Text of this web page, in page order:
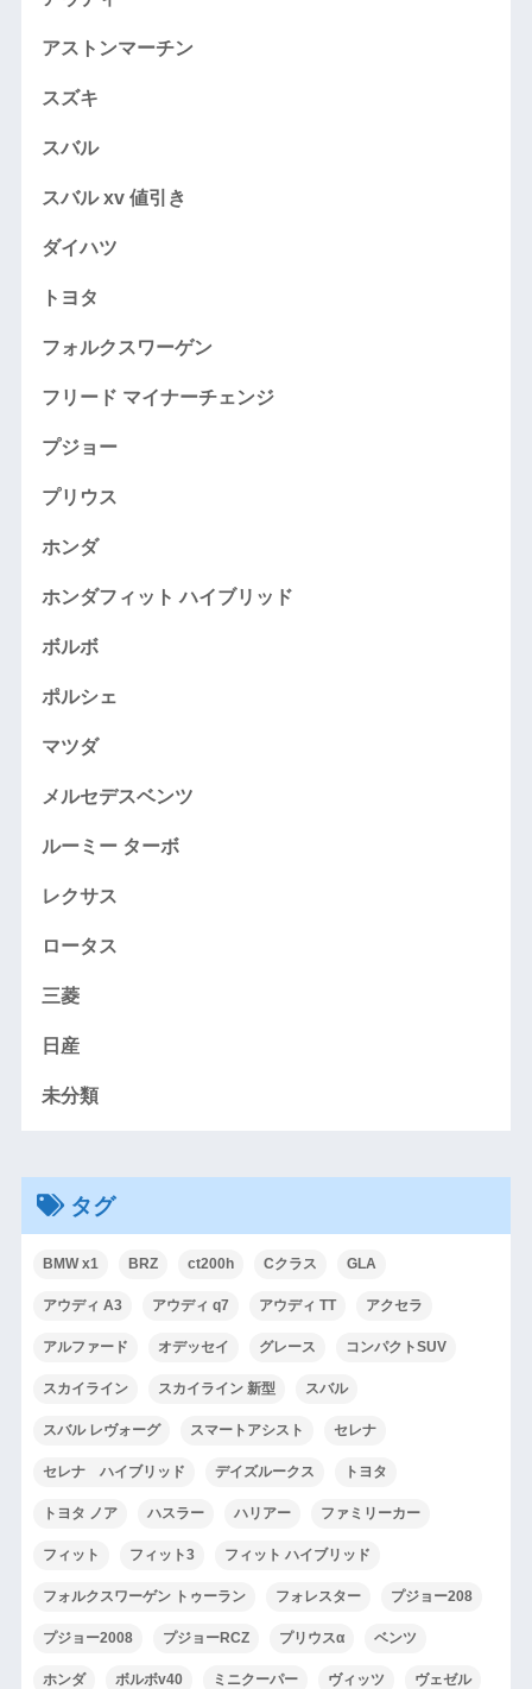
アストンマーチン
スズキ
スバル
スバル xv 値引き
ダイハツ
トヨタ
フォルクスワーゲン
フリード マイナーチェンジ
プジョー
プリウス
ホンダ
ホンダフィット ハイブリッド
ボルボ
ポルシェ
マツダ
メルセデスベンツ
ルーミー ターボ
レクサス
ロータス
三菱
日産
未分類
タグ
BMW x1 BRZ ct200h Cクラス GLA
アウディ A3 アウディ q7 アウディ TT アクセラ
アルファード オデッセイ グレース コンパクトSUV
スカイライン スカイライン 新型 スバル
スバル レヴォーグ スマートアシスト セレナ
セレナ ハイブリッド デイズルークス トヨタ
トヨタ ノア ハスラー ハリアー ファミリーカー
フィット フィット3 フィット ハイブリッド
フォルクスワーゲン トゥーラン フォレスター プジョー208
プジョー2008 プジョーRCZ プリウスα ベンツ
ホンダ ボルボv40 ミニクーパー ヴィッツ ヴェゼル